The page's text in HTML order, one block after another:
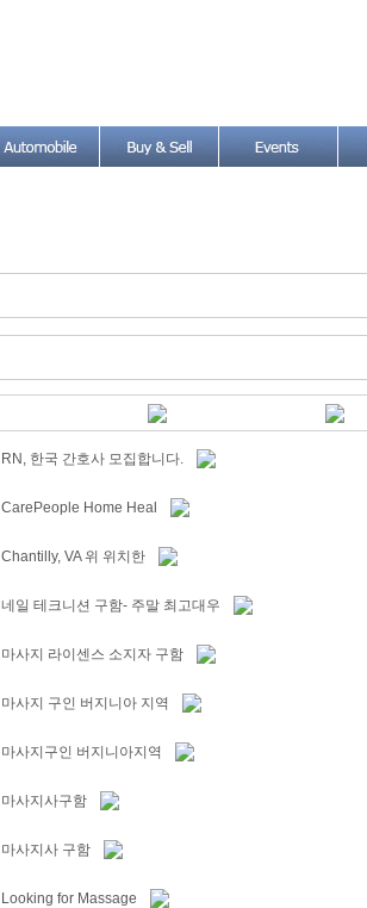
RN, 한국 간호사 모집합니다.
CarePeople Home Heal
Chantilly, VA 위 위치한
네일 테크니션 구함- 주말 최고대우
마사지 라이센스 소지자 구함
마사지 구인 버지니아 지역
마사지구인 버지니아지역
마사지사구함
마사지사 구함
Looking for Massage